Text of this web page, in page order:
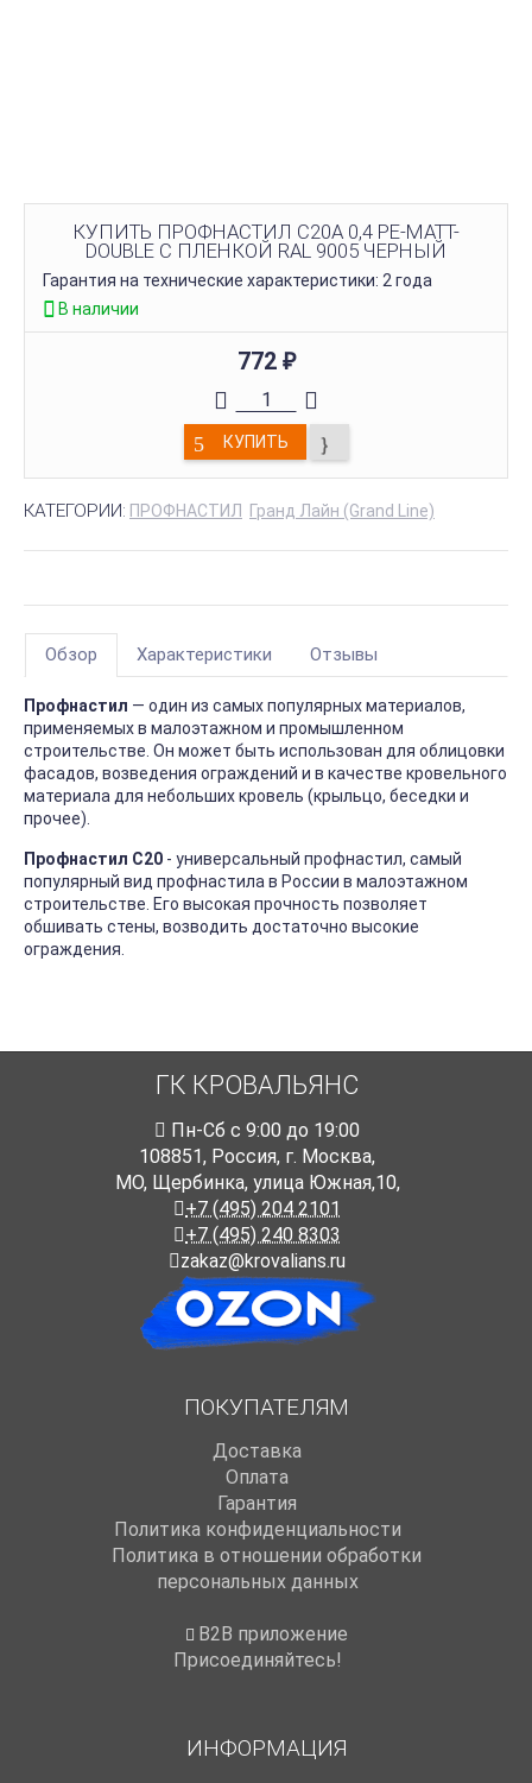
КУПИТЬ ПРОФНАСТИЛ С20A 0,4 PE-MATT-
DOUBLE С ПЛЕНКОЙ RAL 9005 ЧЕРНЫЙ
Гарантия на технические характеристики: 2 года
В наличии
772 ₽
КУПИТЬ
КАТЕГОРИИ: ПРОФНАСТИЛ Гранд Лайн (Grand Line)
Обзор Характеристики Отзывы
Профнастил — один из самых популярных материалов,
применяемых в малоэтажном и промышленном
строительстве. Он может быть использован для облицовки
фасадов, возведения ограждений и в качестве кровельного
материала для небольших кровель (крыльцо, беседки и
прочее).
Профнастил С20 - универсальный профнастил, самый
популярный вид профнастила в России в малоэтажном
строительстве. Его высокая прочность позволяет
обшивать стены, возводить достаточно высокие
ограждения.
ГК КРОВАЛЬЯНС
Пн-Cб с 9:00 до 19:00
108851, Россия, г. Москва,
МО, Щербинка, улица Южная,10,
+7 (495) 204 2101
+7 (495) 240 8303
zakaz@krovalians.ru
ПОКУПАТЕЛЯМ
Доставка
Оплата
Гарантия
Политика конфиденциальности
Политика в отношении обработки
персональных данных
B2B приложение
Присоединяйтесь!
ИНФОРМАЦИЯ